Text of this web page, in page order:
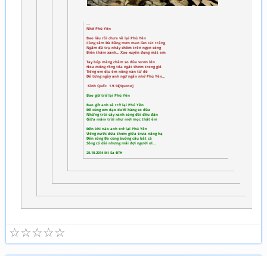
Nhớ Phú Yên
Bao lâu rồi chưa về lại Phú Yên
Cùng tắm Đà Rằng mơn man làn cát trắng
Ngắm đá trụ nhảy chồm trên ngọn sóng
Biển thẳm xanh… Xao xuyến đọng mắt em
Tay búp măng chăm so đũa vươn lên
Hoa móng rồng tỏa ngát thơm trong gió
Tiếng em dịu êm nồng nàn từ đó
Để từng ngày anh ngơ ngẩn nhớ Phú Yên…
Kinh Quốc 1.9.14[/quote]
Bao giờ trở lại Phú Yên
Bao giờ anh sẽ trở lại Phú Yên
Để cùng em dạo dưới hàng so đũa
Những trái cây xanh sóng đôi đều đặn
Giữa mâm trời như mời mọc thật êm
Đến khi nào anh trở lại Phú Yên
Uống nước dừa thơm giữa trưa nắng hạ
Đến sông Ba cùng buông câu bắt cá
Sông có dài nhưng mãi đợi người ơi...
25.10.2014 Mi Sa ĐTH
☆
☆
☆
☆
☆